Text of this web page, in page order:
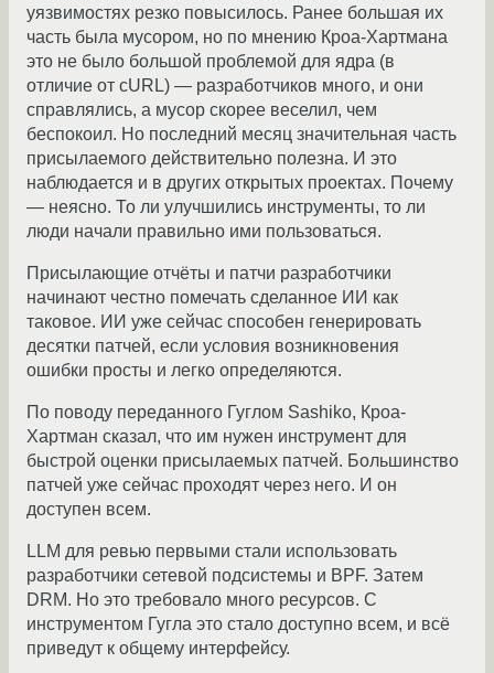
уязвимостях резко повысилось. Ранее большая их
часть была мусором, но по мнению Кроа-Хартмана
это не было большой проблемой для ядра (в
отличие от cURL) — разработчиков много, и они
справлялись, а мусор скорее веселил, чем
беспокоил. Но последний месяц значительная часть
присылаемого действительно полезна. И это
наблюдается и в других открытых проектах. Почему
— неясно. То ли улучшились инструменты, то ли
люди начали правильно ими пользоваться.
Присылающие отчёты и патчи разработчики
начинают честно помечать сделанное ИИ как
таковое. ИИ уже сейчас способен генерировать
десятки патчей, если условия возникновения
ошибки просты и легко определяются.
По поводу переданного Гуглом Sashiko, Кроа-
Хартман сказал, что им нужен инструмент для
быстрой оценки присылаемых патчей. Большинство
патчей уже сейчас проходят через него. И он
доступен всем.
LLM для ревью первыми стали использовать
разработчики сетевой подсистемы и BPF. Затем
DRM. Но это требовало много ресурсов. С
инструментом Гугла это стало доступно всем, и всё
приведут к общему интерфейсу.